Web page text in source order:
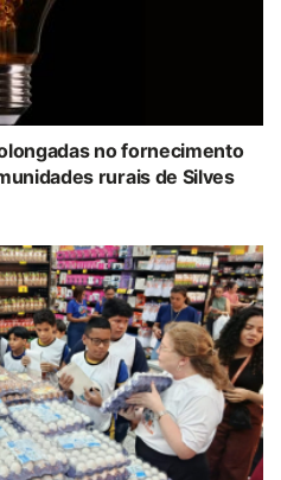
no fornecimento
rurais de Silves